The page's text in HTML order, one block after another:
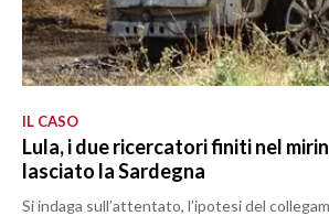
IL CASO
Lula, i due ricercatori finiti nel
lasciato la Sardegna
Si indaga sull’attentato, l’ipotesi del